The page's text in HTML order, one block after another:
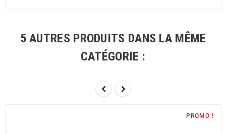
5 AUTRES PRODUITS DANS LA MÊME
CATÉGORIE :
 
PROMO !